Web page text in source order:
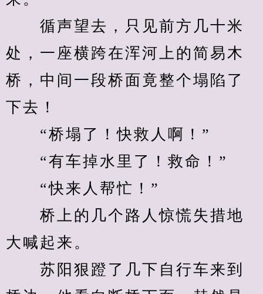
循声望去，只见前方几十米
处，一座横跨在浑河上的简易木
桥，中间一段桥面竟整个塌陷了
下去！
“桥塌了！快救人啊！”
“有车掉水里了！救命！”
“快来人帮忙！”
桥上的几个路人惊慌失措地
大喊起来。
苏阳狠蹬了几下自行车来到